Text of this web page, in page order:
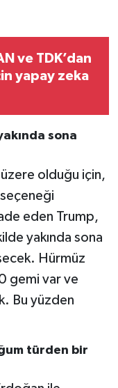
ve TDK’dan
yapay zeka
sona
olduğu için,
eden Trump,
yakında sona
Hürmüz
gemi var ve
Bu yüzden
türden bir